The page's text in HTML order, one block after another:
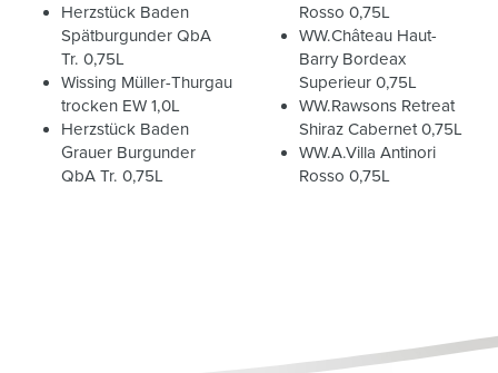
Herzstück Baden
Spätburgunder QbA
Tr. 0,75L
Wissing Müller-Thurgau
trocken EW 1,0L
Herzstück Baden
Grauer Burgunder
QbA Tr. 0,75L
Rosso 0,75L
WW.Château Haut-
Barry Bordeax
Superieur 0,75L
WW.Rawsons Retreat
Shiraz Cabernet 0,75L
WW.A.Villa Antinori
Rosso 0,75L